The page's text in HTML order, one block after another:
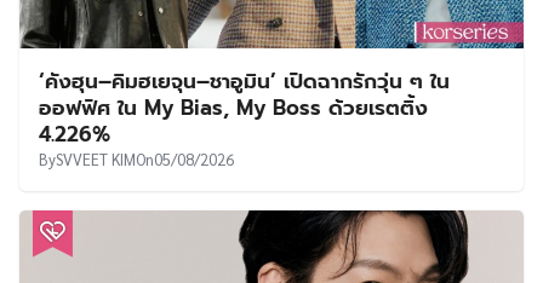
‘คังฮุน–คิมฮเยจุน–ชาอูมิน’ เปิดฉากรักวุ่น ๆ ใน
ออฟฟิศ ใน My Bias, My Boss ด้วยเรตติ้ง
4.226%
BySVVEET KIMOn05/08/2026